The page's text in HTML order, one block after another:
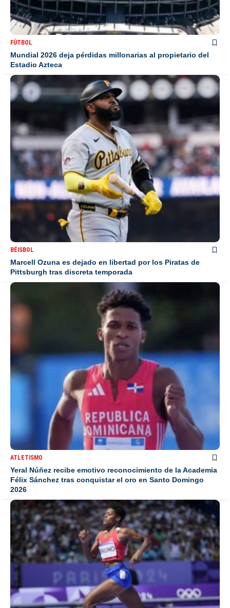
FÚTBOL
Mundial 2026 deja pérdidas millonarias al propietario del
Estadio Azteca
BÉISBOL
Marcell Ozuna es dejado en libertad por los Piratas de
Pittsburgh tras discreta temporada
ATLETISMO
Yeral Núñez recibe emotivo reconocimiento de la Academia
Félix Sánchez tras conquistar el oro en Santo Domingo
2026